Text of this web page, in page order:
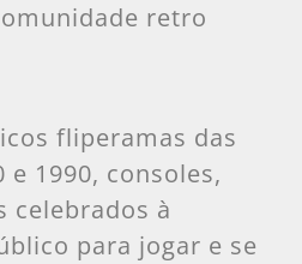
retro
fliperamas das
e 1990, consoles,
celebrados à
para jogar e se